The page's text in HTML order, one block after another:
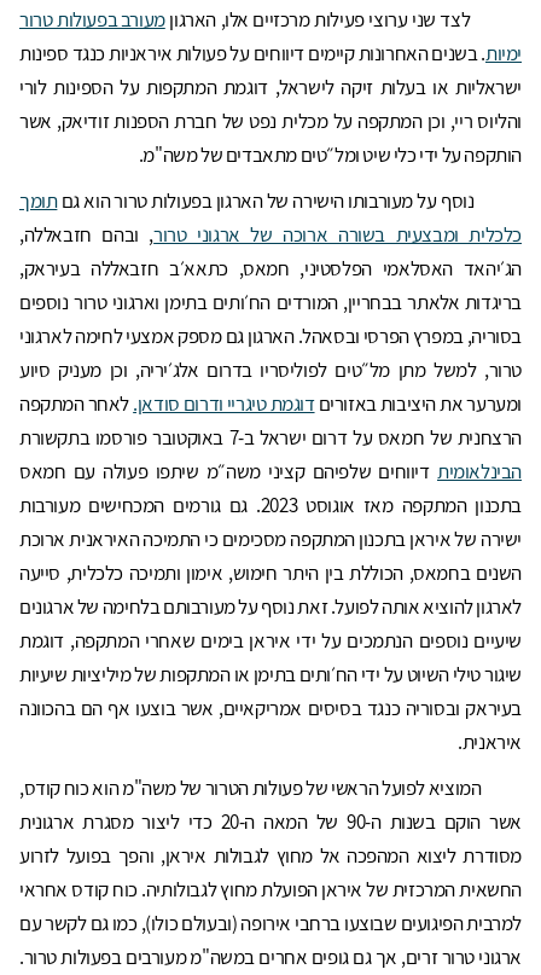
לצד שני ערוצי פעילות מרכזיים אלו, הארגוןמעורב בפעולות טרור
ימיות. בשנים האחרונות קיימים דיווחים על פעולות איראניות כנגד ספינות
ישראליות או בעלות זיקה לישראל, דוגמת המתקפות על הספינות לורי
והליוס ריי, וכן המתקפה על מכלית נפט של חברת הספנות זודיאק, אשר
הותקפה על ידי כלי שיט ומל״טים מתאבדים של משה"מ.
נוסף על מעורבותו הישירה של הארגון בפעולות טרור הוא גםתומך
כלכלית ומבצעית בשורה ארוכה של ארגוני טרור, ובהם חזבאללה,
הג׳יהאד האסלאמי הפלסטיני, חמאס, כתאא׳ב חזבאללה בעיראק,
בריגדות אלאתר בבחריין, המורדים הח׳ותים בתימן וארגוני טרור נוספים
בסוריה, במפרץ הפרסי ובסאהל. הארגון גם מספק אמצעי לחימה לארגוני
טרור, למשל מתן מל״טים לפוליסריו בדרום אלג׳יריה, וכן מעניק סיוע
ומערער את היציבות באזוריםדוגמת טיגריי ודרום סודאן.לאחר המתקפה
הרצחנית של חמאס על דרום ישראל ב-7 באוקטובר פורסמו בתקשורת
הבינלאומית דיווחים שלפיהם קציני משה״מ שיתפו פעולה עם חמאס
בתכנון המתקפה מאז אוגוסט 2023. גם גורמים המכחישים מעורבות
ישירה של איראן בתכנון המתקפה מסכימים כי התמיכה האיראנית ארוכת
השנים בחמאס, הכוללת בין היתר חימוש, אימון ותמיכה כלכלית, סייעה
לארגון להוציא אותה לפועל. זאת נוסף על מעורבותם בלחימה של ארגונים
שיעיים נוספים הנתמכים על ידי איראן בימים שאחרי המתקפה, דוגמת
שיגור טילי השיוט על ידי הח׳ותים בתימן או המתקפות של מיליציות שיעיות
בעיראק ובסוריה כנגד בסיסים אמריקאיים, אשר בוצעו אף הם בהכוונה
איראנית.
המוציא לפועל הראשי של פעולות הטרור של משה"מ הוא כוח קודס,
אשר הוקם בשנות ה-90 של המאה ה-20 כדי ליצור מסגרת ארגונית
מסודרת ליצוא המהפכה אל מחוץ לגבולות איראן, והפך בפועל לזרוע
החשאית המרכזית של איראן הפועלת מחוץ לגבולותיה. כוח קודס אחראי
למרבית הפיגועים שבוצעו ברחבי אירופה (ובעולם כולו), כמו גם לקשר עם
ארגוני טרור זרים, אך גם גופים אחרים במשה"מ מעורבים בפעולות טרור.